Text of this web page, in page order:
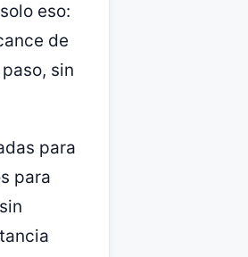
eso:
de
sin
para
para